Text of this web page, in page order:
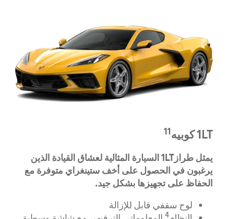
1LT كوبيه 11
يمثل
طراز1LT السيارة المثالية لعشاق القيادة الذين
يرغبون في الحصول على أخف ستينغراي متوفرة مع
الحفاظ على تجهيزها بشكل جيد.
لوح سقفي قابل للإزالة
4